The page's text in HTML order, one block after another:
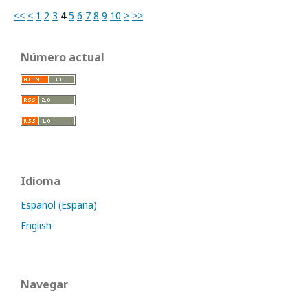
<< < 1 2 3 4 5 6 7 8 9 10 > >>
Número actual
Idioma
Español (España)
English
Navegar